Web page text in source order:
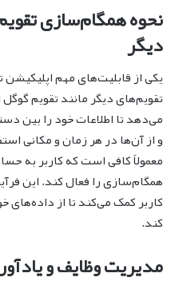
نحوه همگام‌سازی
دیگر
یکی از قابلیت‌های مهم
تقویم‌های دیگر مانند تقویم
می‌دهد تا اطلاعات خود را بین
و از آن‌ها در هر زمان و مکانی
معمولاً کافی است که کاربر به
همگام‌سازی را فعال کند. این
کاربر کمک می‌کند تا از
کند.
مدیریت وظایف و